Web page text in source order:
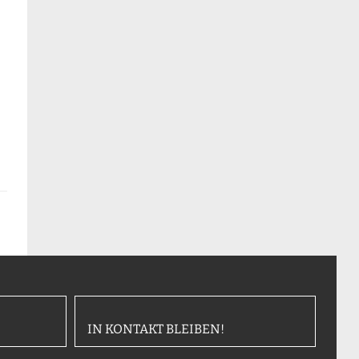
IN KONTAKT BLEIBEN!